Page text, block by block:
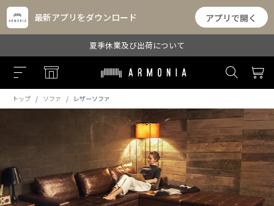
最新アプリをダウンロード アプリで開く
夏季休業及び出荷について
トップ ソファ レザーソファ